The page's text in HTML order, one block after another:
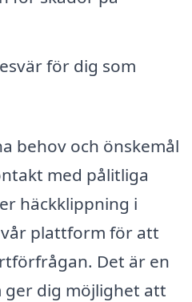
för dig som
behov och önskemål
med pålitliga
häckklippning i
plattform för att
Det är en
ger dig möjlighet att